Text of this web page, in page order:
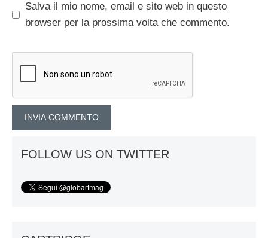
Salva il mio nome, email e sito web in questo
browser per la prossima volta che commento.
FOLLOW US ON TWITTER